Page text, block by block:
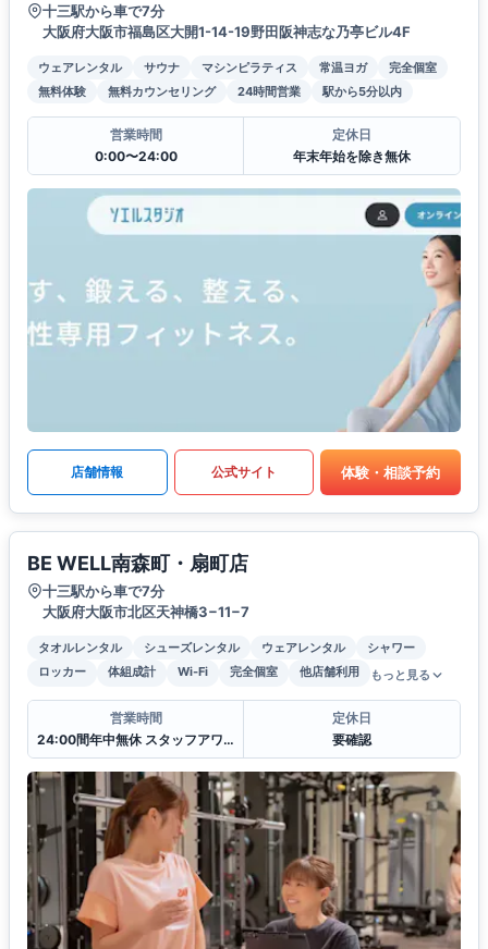
十三駅から車で7分
大阪府大阪市福島区大開1-14-19野田阪神志な乃亭ビル4F
ウェアレンタル サウナ マシンピラティス 常温ヨガ
完全個室
無料体験
無料カウンセリング 24時間営業 駅から5分以内
営業時間
0:00〜24:00
定休日
年末年始を除き無休
店舗情報 公式サイト 体験・相談予約
BE WELL南森町・扇町店
十三駅から車で7分
大阪府大阪市北区天神橋3−11−7
タオルレンタル シューズレンタル ウェアレンタル
シャワー
ロッカー
体組成計 Wi-Fi 完全個室 他店舗利用 もっと見る
営業時間
24:00間年中無休 スタッフアワー(11:00〜22:00)
定休日
要確認